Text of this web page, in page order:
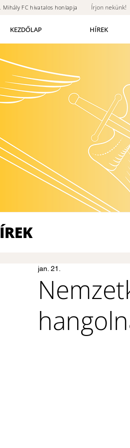
Mihály FC hivatalos honlapja Írjon nekünk!
KEZDŐLAP HÍREK
jan. 21.